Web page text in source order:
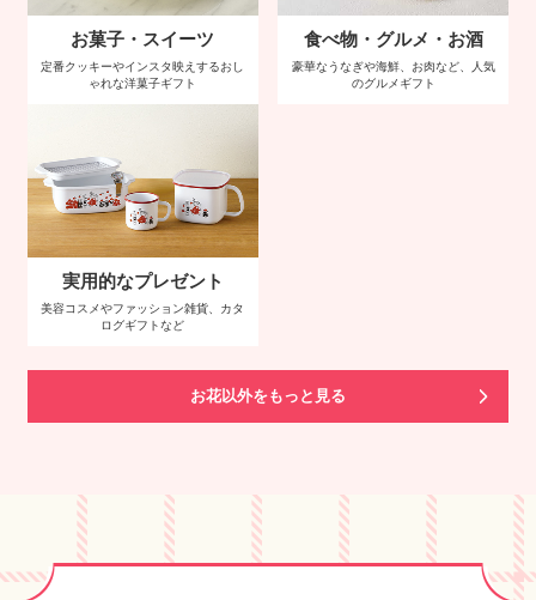
お菓子・スイーツ
定番クッキーやインスタ映えするおし
ゃれな洋菓子ギフト
食べ物・グルメ・お酒
豪華なうなぎや海鮮、お肉など、人気
のグルメギフト
実用的なプレゼント
美容コスメやファッション雑貨、カタ
ログギフトなど
お花以外をもっと見る